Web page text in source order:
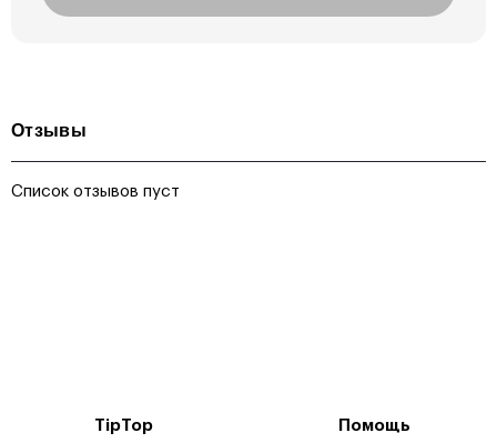
Отзывы
Список отзывов пуст
TipTop Помощь